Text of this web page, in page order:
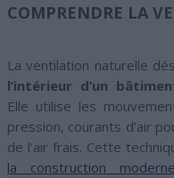
COMPRENDRE LA
La ventilation naturelle
l’intérieur d’un
Elle utilise les
pression, courants d’air
de l’air frais. Cette
la construction moderne